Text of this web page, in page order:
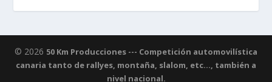
© 2026 50 Km Producciones --- Competición automovilística
canaria tanto de rallyes, montaña, slalom, etc..., también a
nivel nacional.